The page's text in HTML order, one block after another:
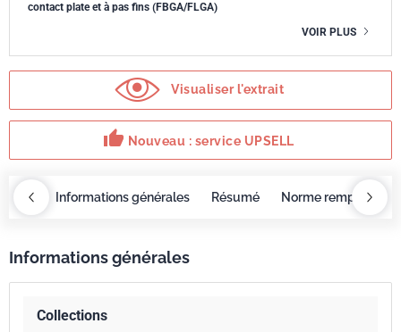
contact plate et à pas fins (FBGA/FLGA)
VOIR PLUS
Visualiser l'extrait
thumb_up Nouveau : service UPSELL
Informations générales Résumé Norme remplacée
Informations générales
Collections